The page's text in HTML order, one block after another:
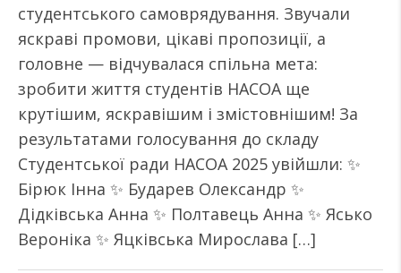
студентського самоврядування. Звучали
яскраві промови, цікаві пропозиції, а
головне — відчувалася спільна мета:
зробити життя студентів НАСОА ще
крутішим, яскравішим і змістовнішим! За
результатами голосування до складу
Студентської ради НАСОА 2025 увійшли: ✨
Бірюк Інна ✨ Бударев Олександр ✨
Дідківська Анна ✨ Полтавець Анна ✨ Ясько
Вероніка ✨ Яцківська Мирослава […]